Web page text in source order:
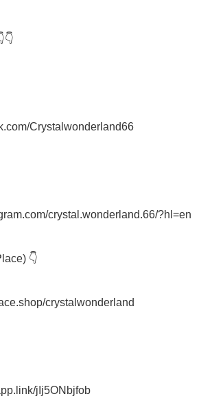
Crystalwonderland66
crystal.wonderland.66/?hl=en
👇
crystalwonderland